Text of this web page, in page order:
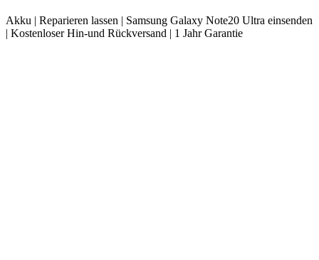
Akku | Reparieren lassen | Samsung Galaxy Note20 Ultra einsenden
| Kostenloser Hin-und Rückversand | 1 Jahr Garantie